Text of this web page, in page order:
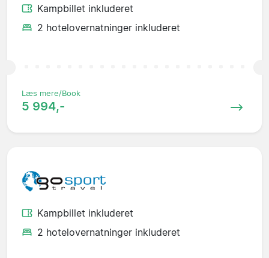
Kampbillet inkluderet
2 hotelovernatninger inkluderet
Læs mere/Book
5 994,-
Kampbillet inkluderet
2 hotelovernatninger inkluderet